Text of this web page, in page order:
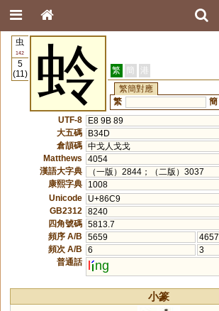
虫
142
5
(11)
蛉 繁 簡 港
繁簡對應
繁
簡
UTF-8
E8 9B 89
大五碼
B34D
倉頡碼 中戈人戈戈
Matthews
4054
漢語大字典
（一版）2844；（二版）3037
康熙字典
1008
Unicode
U+86C9
GB2312
8240
四角號碼 5813.7
頻序 A/B
5659
4657
頻次 A/B
6
3
普通話
l ng
小篆